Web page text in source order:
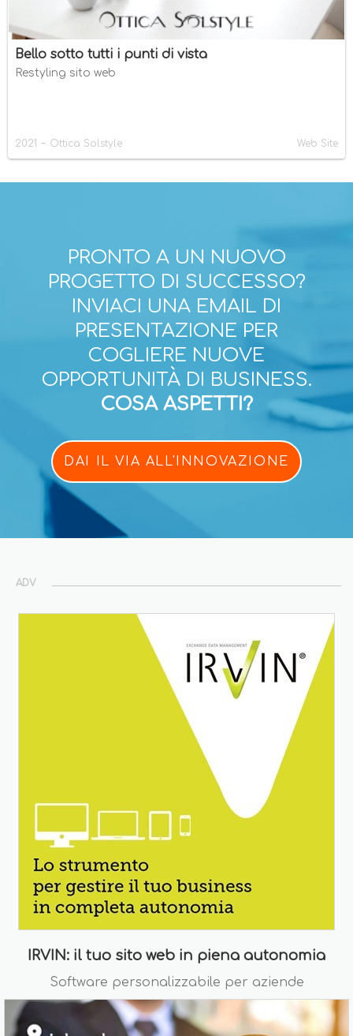
Bello sotto tutti i punti di vista
Restyling sito web
2021 - Ottica Solstyle Web Site
PRONTO A UN NUOVO
PROGETTO DI SUCCESSO?
INVIACI UNA EMAIL DI
PRESENTAZIONE PER
COGLIERE NUOVE
OPPORTUNITÀ DI BUSINESS.
COSA ASPETTI?
DAI IL VIA ALL'INNOVAZIONE
ADV
IRVIN: il tuo sito web in piena autonomia
Software personalizzabile per aziende